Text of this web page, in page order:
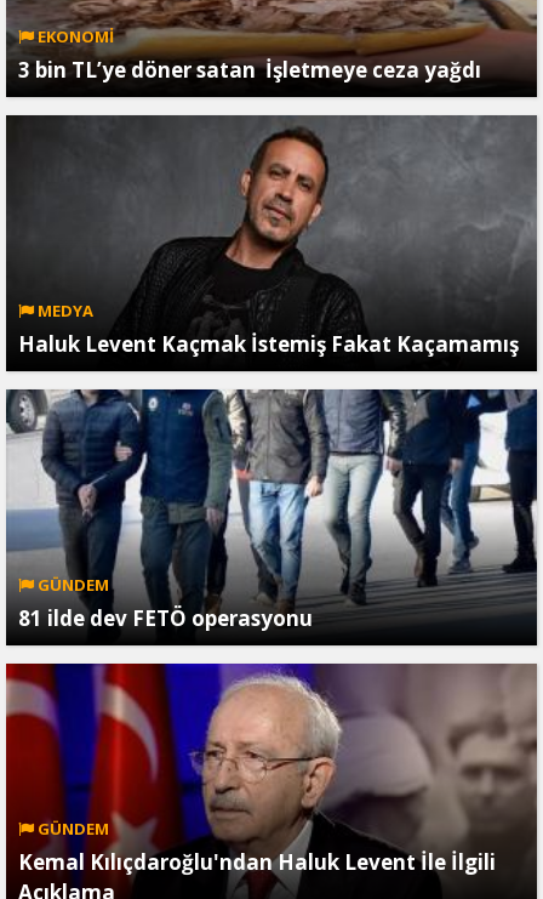
EKONOMİ
3 bin TL’ye döner satan İşletmeye ceza yağdı
MEDYA
Haluk Levent Kaçmak İstemiş Fakat Kaçamamış
GÜNDEM
81 ilde dev FETÖ operasyonu
GÜNDEM
Kemal Kılıçdaroğlu'ndan Haluk Levent İle İlgili
Açıklama